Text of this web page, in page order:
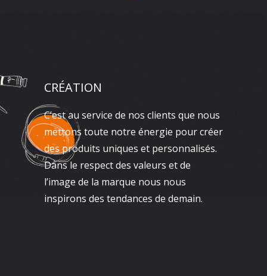
CRÉATION
C’est au service de nos clients que nous
mettons toute notre énergie pour créer
des produits uniques et personnalisés.
Dans le respect des valeurs et de
l’image de la marque nous nous
inspirons des tendances de demain.